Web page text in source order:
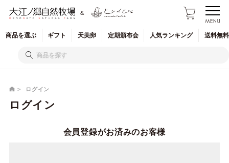
&
商品を選ぶ ギフト 天美卵 定期頒布会 人気ランキング 送料無
ログイン
ログイン
会員登録がお済みのお客様